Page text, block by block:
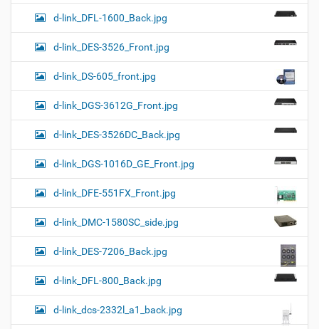
d-link_DFL-1600_Back.jpg
d-link_DES-3526_Front.jpg
d-link_DS-605_front.jpg
d-link_DGS-3612G_Front.jpg
d-link_DES-3526DC_Back.jpg
d-link_DGS-1016D_GE_Front.jpg
d-link_DFE-551FX_Front.jpg
d-link_DMC-1580SC_side.jpg
d-link_DES-7206_Back.jpg
d-link_DFL-800_Back.jpg
d-link_dcs-2332l_a1_back.jpg